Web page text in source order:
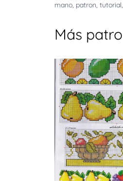
mano, patron, tutorial,
Más